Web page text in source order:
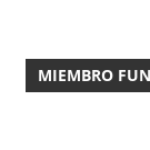
MIEMBRO